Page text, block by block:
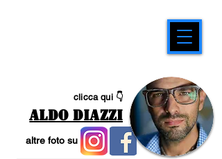
altre foto su
clicca qui 👇
ALDO DIAZZI